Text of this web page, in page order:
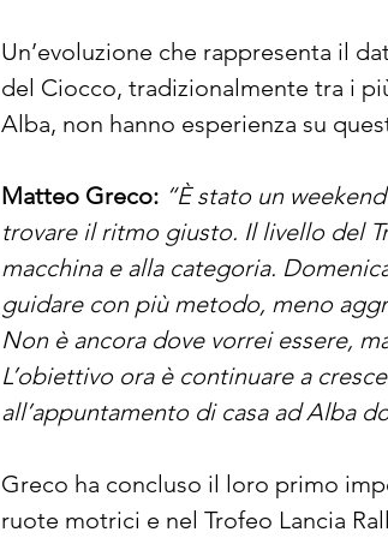
Un’evoluzione che rappresenta il
del Ciocco, tradizionalmente tra i
Alba, non hanno esperienza su
Matteo Greco: “È stato un
trovare il ritmo giusto. Il livello del
macchina e alla categoria.
guidare con più metodo, meno
Non è ancora dove vorrei essere,
L’obiettivo ora è continuare a
all’appuntamento di casa ad Alba
Greco ha concluso il loro primo
ruote motrici e nel Trofeo Lancia